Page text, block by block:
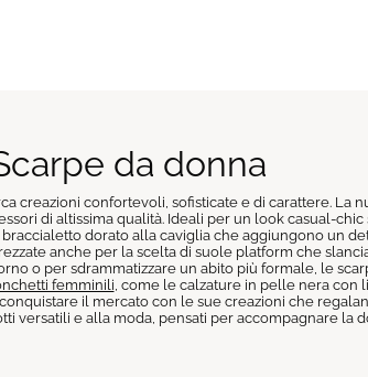
da donna
confortevoli, sofisticate e di carattere. La
di altissima qualità. Ideali per un look casual-
dorato alla caviglia che aggiungono un
anche per la scelta di suole platform che
o per sdrammatizzare un abito più formale, le
femminili, come le calzature in pelle nera con
il mercato con le sue creazioni che
versatili e alla moda, pensati per accompagnare la